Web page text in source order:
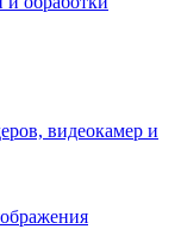
видеокамер и